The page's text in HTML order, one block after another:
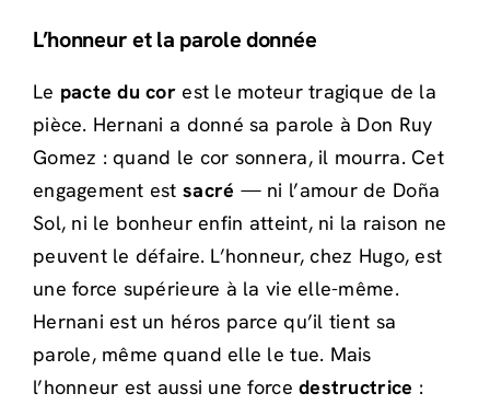
L’honneur et la parole donnée
Le pacte du cor est le moteur tragique de la
pièce. Hernani a donné sa parole à Don Ruy
Gomez : quand le cor sonnera, il mourra. Cet
engagement estsacré — ni l’amour de Doña
Sol, ni le bonheur enfin atteint, ni la raison ne
peuvent le défaire. L’honneur, chez Hugo, est
une force supérieure à la vie elle-même.
Hernani est un héros parce qu’il tient sa
parole, même quand elle le tue. Mais
l’honneur est aussi une forcedestructrice :